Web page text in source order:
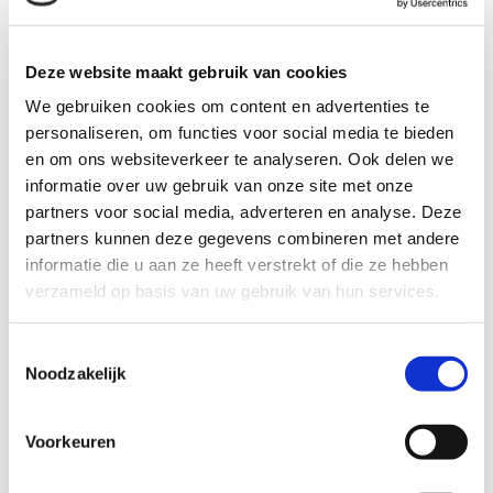
Deze website maakt gebruik van cookies
We gebruiken cookies om content en advertenties te
personaliseren, om functies voor social media te bieden
en om ons websiteverkeer te analyseren. Ook delen we
informatie over uw gebruik van onze site met onze
partners voor social media, adverteren en analyse. Deze
partners kunnen deze gegevens combineren met andere
informatie die u aan ze heeft verstrekt of die ze hebben
verzameld op basis van uw gebruik van hun services.
Noodzakelijk
Voorkeuren
Dry Needling
Dry Needling zorgt voor verlichting bij verkrampingen in
uw spieren met verlichting van pijnklachten als gevolg.
Lees meer